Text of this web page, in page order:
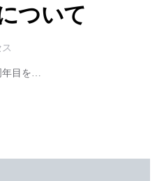
ついて
年目を…